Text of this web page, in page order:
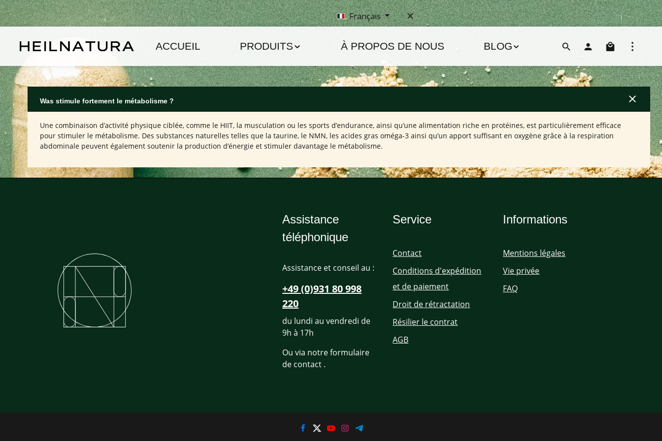
au contenu principal
Passer à la navigation principale Français
ACCUEIL PRODUITS À PROPOS DE NOUS BLOG Le
Was stimule fortement le métabolisme ?
Une combinaison d’activité physique ciblée, comme le HIIT, la musculation ou les sports d’endurance, ainsi qu’une alimentation riche en protéines, est particulièrement efficace
pour stimuler le métabolisme. Des substances naturelles telles que la taurine, le NMN, les acides gras oméga-3 ainsi qu’un apport suffisant en oxygène grâce à la respiration
abdominale peuvent également soutenir la production d’énergie et stimuler davantage le métabolisme.
Assistance
téléphonique
Assistance et conseil au :
+49 (0)931 80 998
220
du lundi au vendredi de
9h à 17h
Ou via notre formulaire
de contact .
Service
Contact
Conditions d'expédition
et de paiement
Droit de rétractation
Résilier le contrat
AGB
Informations
Mentions légales
Vie privée
FAQ